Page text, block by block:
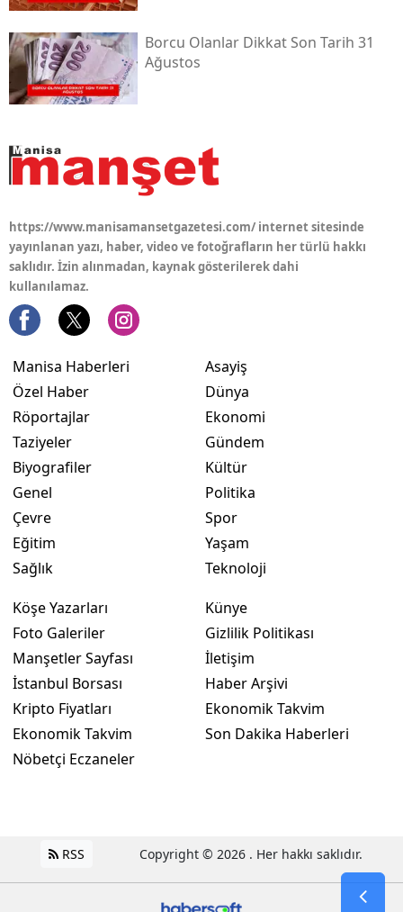
Borcu Olanlar Dikkat Son Tarih 31
Ağustos
https://www.manisamansetgazetesi.com/ internet sitesinde
yayınlanan yazı, haber, video ve fotoğrafların her türlü hakkı
saklıdır. İzin alınmadan, kaynak gösterilerek dahi
kullanılamaz.
Manisa Haberleri
Özel Haber
Röportajlar
Taziyeler
Biyografiler
Genel
Çevre
Eğitim
Sağlık
Asayiş
Dünya
Ekonomi
Gündem
Kültür
Politika
Spor
Yaşam
Teknoloji
Köşe Yazarları
Foto Galeriler
Manşetler Sayfası
İstanbul Borsası
Kripto Fiyatları
Ekonomik Takvim
Nöbetçi Eczaneler
Künye
Gizlilik Politikası
İletişim
Haber Arşivi
Ekonomik Takvim
Son Dakika Haberleri
RSS Copyright © 2026 . Her hakkı saklıdır.